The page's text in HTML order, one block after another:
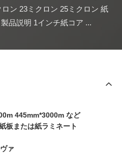
ン 23ミクロン 25ミクロン 紙
品説明 1インチ紙コア ...
445mm*3000m など
板または紙ラミネート
ァ